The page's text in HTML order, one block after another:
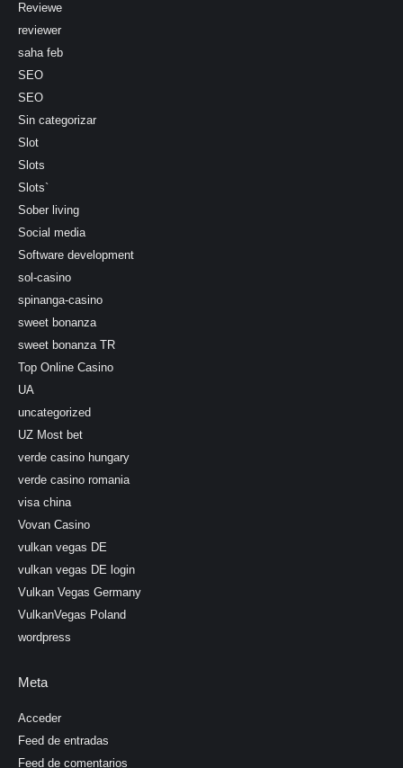
Reviewe
reviewer
saha feb
SEO
SEO
Sin categorizar
Slot
Slots
Slots`
Sober living
Social media
Software development
sol-casino
spinanga-casino
sweet bonanza
sweet bonanza TR
Top Online Casino
UA
uncategorized
UZ Most bet
verde casino hungary
verde casino romania
visa china
Vovan Casino
vulkan vegas DE
vulkan vegas DE login
Vulkan Vegas Germany
VulkanVegas Poland
wordpress
Meta
Acceder
Feed de entradas
Feed de comentarios